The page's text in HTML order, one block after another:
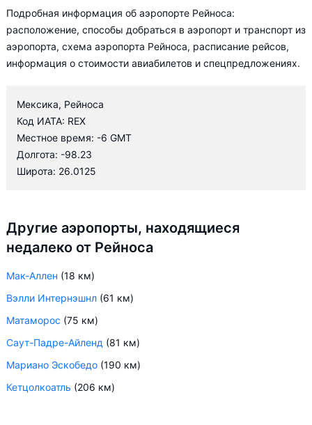
Подробная информация об аэропорте Рейноса:
расположение, способы добраться в аэропорт и транспорт из
аэропорта, схема аэропорта Рейноса, расписание рейсов,
информация о стоимости авиабилетов и спецпредложениях.
Мексика, Рейноса
Код ИАТА: REX
Местное время: -6 GMT
Долгота: -98.23
Широта: 26.0125
Другие аэропорты, находящиеся
недалеко от Рейноса
Мак-Аллен (18 км)
Вэлли Интернэшнл (61 км)
Матаморос (75 км)
Саут-Падре-Айленд (81 км)
Мариано Эскобедо (190 км)
Кетцолкоатль (206 км)